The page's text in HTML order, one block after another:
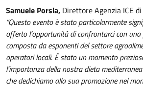
Samuele Porsia, Direttore Agenzia ICE
“Questo evento è stato particolarmente
offerto l’opportunità di confrontarci con
composta da esponenti del settore
operatori locali. È stato un momento
l’importanza della nostra dieta
che dedichiamo alla sua promozione nel